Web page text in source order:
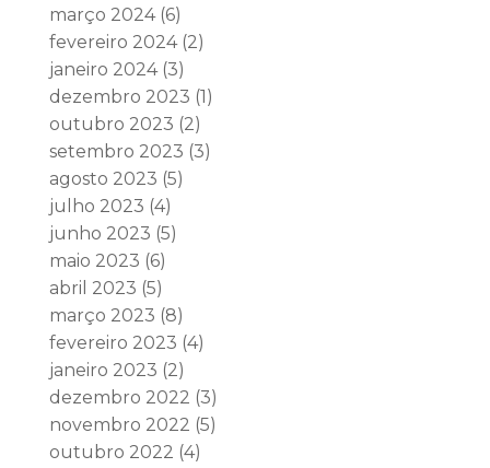
março 2024(6)
fevereiro 2024(2)
janeiro 2024(3)
dezembro 2023 (1)
outubro 2023 (2)
setembro 2023 (3)
agosto 2023 (5)
julho 2023 (4)
junho 2023 (5)
maio 2023 (6)
abril 2023 (5)
março 2023 (8)
fevereiro 2023 (4)
janeiro 2023 (2)
dezembro 2022 (3)
novembro 2022 (5)
outubro 2022 (4)